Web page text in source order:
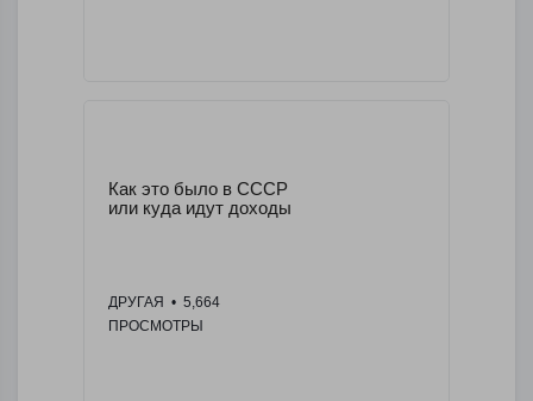
Как это было в СССР
или куда идут доходы
ДРУГАЯ •  5,664
ПРОСМОТРЫ